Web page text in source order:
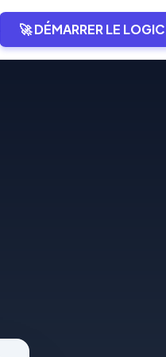
🚀 DÉMARRER LE